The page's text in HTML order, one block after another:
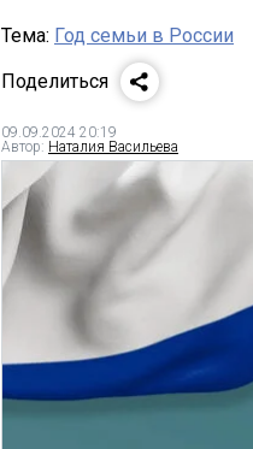
Тема: Год семьи в России
Поделиться
09.09.2024 20:19
Автор: Наталия Васильева